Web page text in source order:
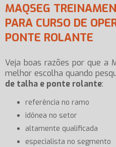
MAQSEG
PARA CURSO DE
PONTE ROLANTE
Veja boas razões por que a
melhor escolha quando
de talha e ponte rolante:
referência no ramo
idônea no setor
altamente qualificada
especialista no segmento